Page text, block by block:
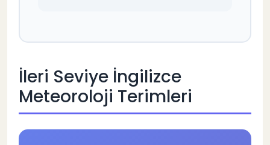
İleri Seviye İngilizce
Meteoroloji Terimleri